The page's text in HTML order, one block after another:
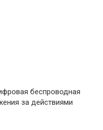
беспроводная
за действиями